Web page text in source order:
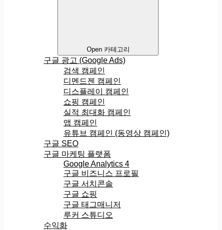
Open 카테고리
구글 광고 (Google Ads)
검색 캠페인
디멘드젠 캠페인
디스플레이 캠페인
쇼핑 캠페인
실적 최대화 캠페인
앱 캠페인
유튜브 캠페인 (동영상 캠페인)
구글 SEO
구글 마케팅 플랫폼
Google Analytics 4
구글 비즈니스 프로필
구글 서치콘솔
구글 쇼핑
구글 태그매니저
루커 스튜디오
수익화